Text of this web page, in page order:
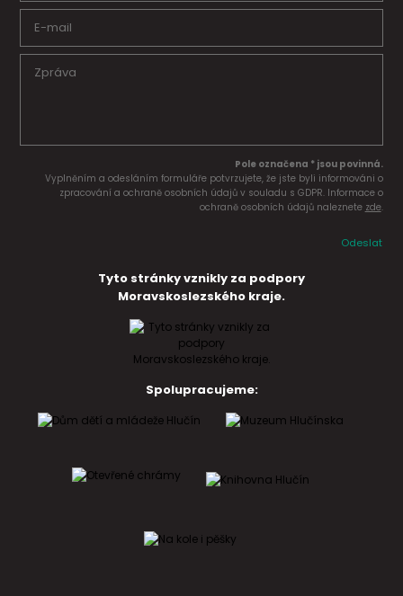
Pole označena * jsou povinná.
Vyplněním a odesláním formuláře potvrzujete, že jste byli informováni o
zpracování a ochraně osobních údajů v souladu s GDPR. Informace o
ochraně osobních údajů naleznete zde.
Odeslat
Tyto stránky vznikly za podpory
Moravskoslezského kraje.
Spolupracujeme: